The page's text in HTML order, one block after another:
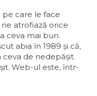
pe care le face
atrofiază orice
ceva mai bun.
abia în 1989 şi că,
ceva de nedepăşit.
Web-ul este, într-